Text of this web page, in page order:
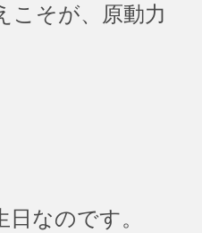
こそが、原動力
なのです。